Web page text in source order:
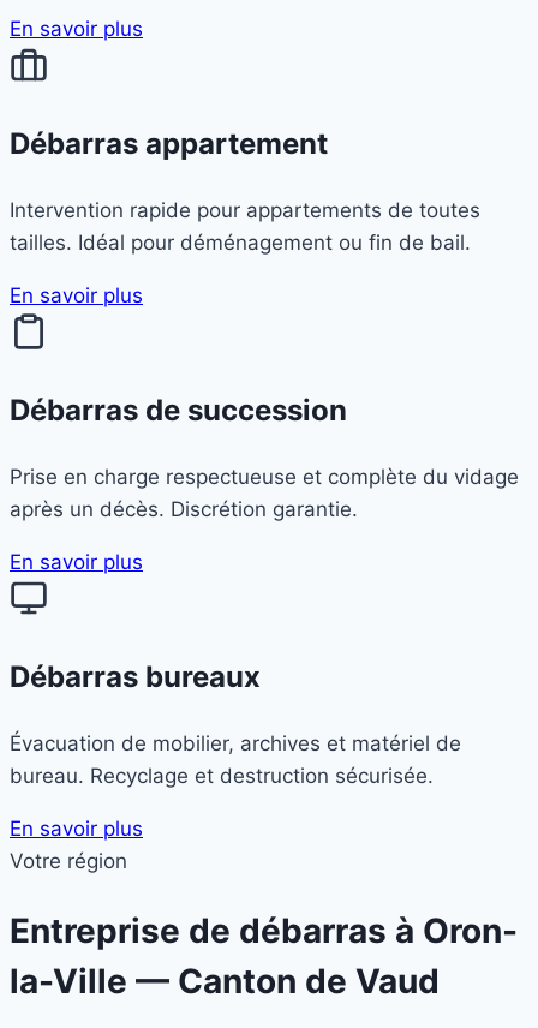
En savoir plus
Débarras appartement
Intervention rapide pour appartements de toutes
tailles. Idéal pour déménagement ou fin de bail.
En savoir plus
Débarras de succession
Prise en charge respectueuse et complète du vidage
après un décès. Discrétion garantie.
En savoir plus
Débarras bureaux
Évacuation de mobilier, archives et matériel de
bureau. Recyclage et destruction sécurisée.
En savoir plus
Votre région
Entreprise de débarras à Oron-
la-Ville — Canton de Vaud